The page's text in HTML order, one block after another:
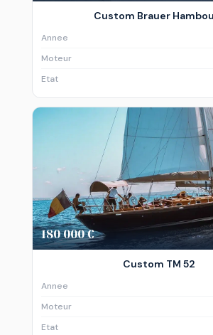
Custom Brauer
Annee
Moteur
Etat
180 000 €
Custom TM 52
Annee
Moteur
Etat